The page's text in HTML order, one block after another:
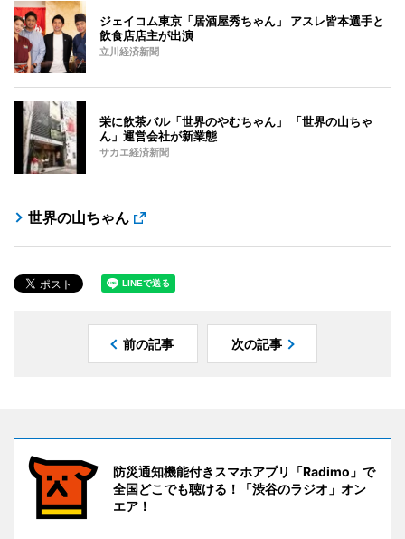
ジェイコム東京「居酒屋秀ちゃん」 アスレ皆本選手と
飲食店店主が出演
立川経済新聞
栄に飲茶バル「世界のやむちゃん」 「世界の山ちゃ
ん」運営会社が新業態
サカエ経済新聞
世界の山ちゃん
前の記事 次の記事
防災通知機能付きスマホアプリ「Radimo」で
全国どこでも聴ける！「渋谷のラジオ」オン
エア！